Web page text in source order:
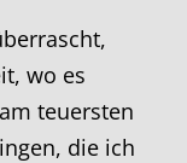
wo es
teuersten
die ich